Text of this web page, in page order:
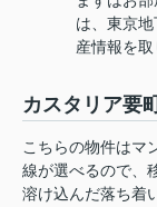
は、東京
産情報を取
カスタリア要
こちらの物件はマ
線が選べるので、
溶け込んだ落ち着